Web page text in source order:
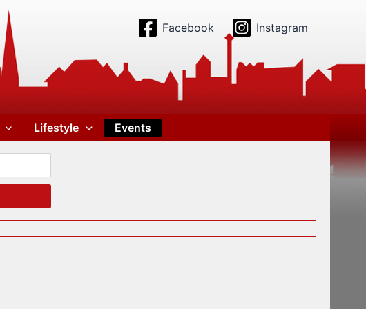
Facebook Instagram
Lifestyle Events